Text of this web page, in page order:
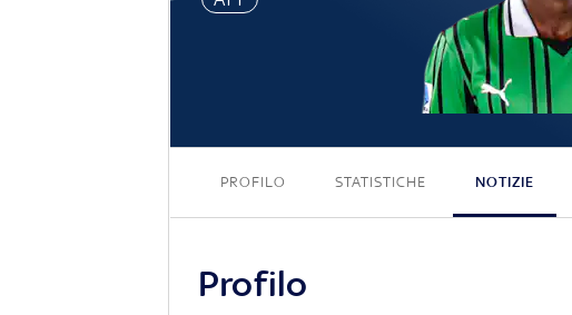
Alieu
PROFILO STATISTICHE NOTIZIE
Profilo